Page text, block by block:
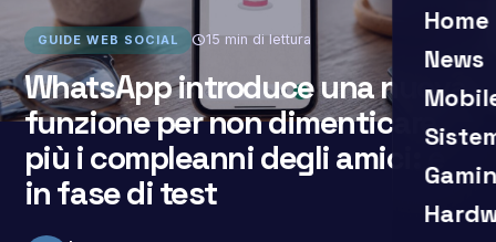
Home
News
search
GUIDE WEB SOCIAL schedule15 min di lettura
WhatsApp introduce una nuova
funzione per non dimenticare
più i compleanni degli amici: è
in fase di test